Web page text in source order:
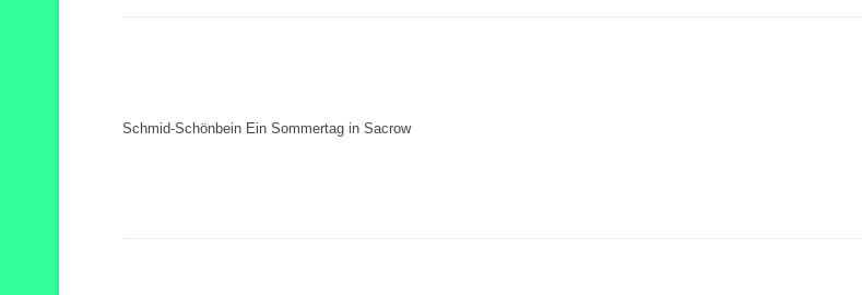
Schmid-Schönbein Ein Sommertag in Sacrow